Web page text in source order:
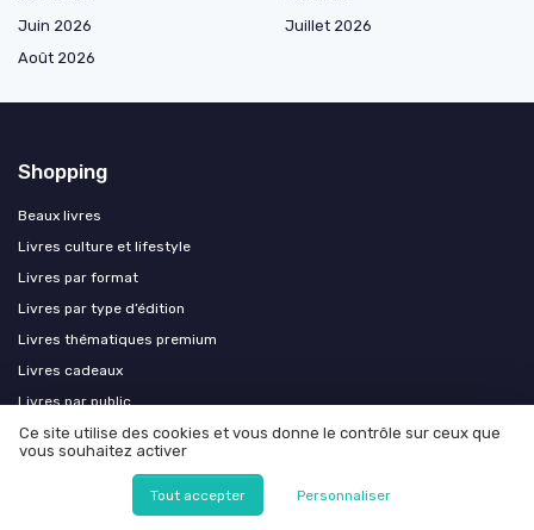
Juin 2026
Juillet 2026
Août 2026
Shopping
Beaux livres
Livres culture et lifestyle
Livres par format
Livres par type d’édition
Livres thématiques premium
Livres cadeaux
Livres par public
Livres premium et prestige
Ce site utilise des cookies et vous donne le contrôle sur ceux que
vous souhaitez activer
Tout accepter Personnaliser